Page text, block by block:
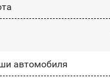
автомобиля